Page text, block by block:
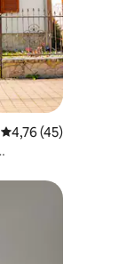
4,76 af 5 í
4,76 (45)